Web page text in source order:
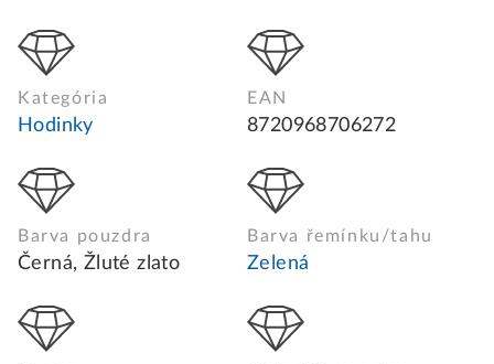
Kategória
Hodinky
EAN
8720968706272
Barva pouzdra
Černá, Žluté zlato
Barva řemínku/tahu
Zelená